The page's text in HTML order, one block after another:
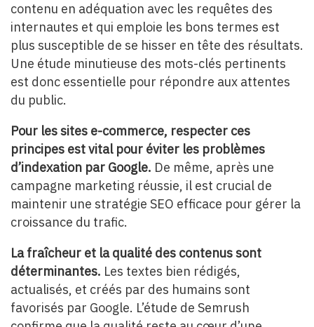
contenu en adéquation avec les requêtes des
internautes et qui emploie les bons termes est
plus susceptible de se hisser en tête des résultats.
Une étude minutieuse des mots-clés pertinents
est donc essentielle pour répondre aux attentes
du public.
Pour les sites e-commerce, respecter ces
principes est vital pour éviter les problèmes
d’indexation par Google. De même, après une
campagne marketing réussie, il est crucial de
maintenir une stratégie SEO efficace pour gérer la
croissance du trafic.
La fraîcheur et la qualité des contenus sont
déterminantes. Les textes bien rédigés,
actualisés, et créés par des humains sont
favorisés par Google. L’étude de Semrush